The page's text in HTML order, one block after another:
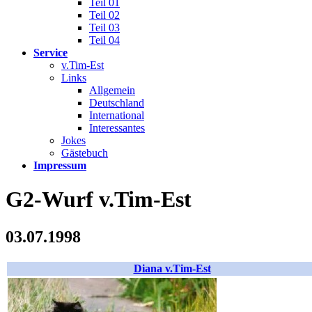
Teil 01
Teil 02
Teil 03
Teil 04
Service
v.Tim-Est
Links
Allgemein
Deutschland
International
Interessantes
Jokes
Gästebuch
Impressum
G2-Wurf v.Tim-Est
03.07.1998
Diana v.Tim-Est